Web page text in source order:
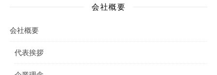
会社概要
会社概要
代表挨拶